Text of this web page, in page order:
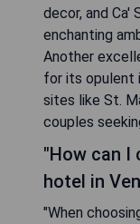
decor, and Ca'
enchanting
Another
for its opulent
sites like St.
couples
"How can I
hotel in
"When